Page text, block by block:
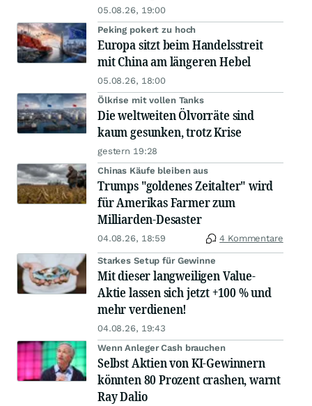
05.08.26, 19:00
Peking pokert zu hoch
Europa sitzt beim Handelsstreit
mit China am längeren Hebel
05.08.26, 18:00
Ölkrise mit vollen Tanks
Die weltweiten Ölvorräte sind
kaum gesunken, trotz Krise
gestern 19:28
Chinas Käufe bleiben aus
Trumps "goldenes Zeitalter" wird
für Amerikas Farmer zum
Milliarden-Desaster
04.08.26, 18:59 4 Kommentare
Starkes Setup für Gewinne
Mit dieser langweiligen Value-
Aktie lassen sich jetzt +100 % und
mehr verdienen!
04.08.26, 19:43
Wenn Anleger Cash brauchen
Selbst Aktien von KI-Gewinnern
könnten 80 Prozent crashen, warnt
Ray Dalio